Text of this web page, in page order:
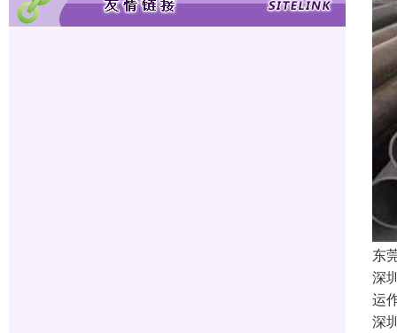
东
深
运
深